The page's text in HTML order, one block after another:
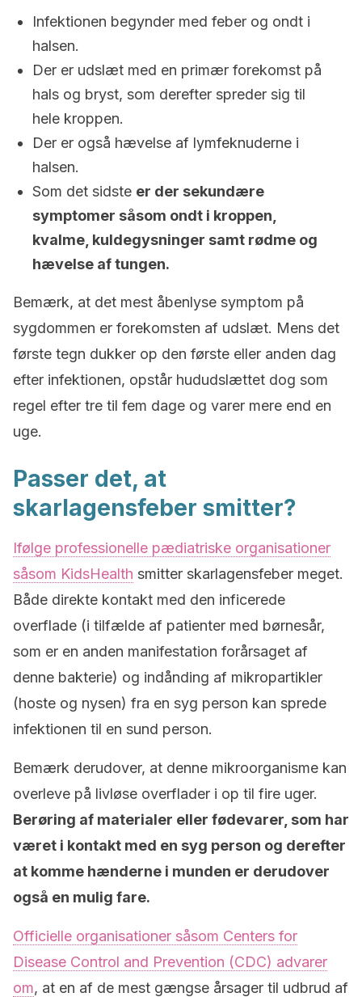
Infektionen begynder med feber og ondt i
halsen.
Der er udslæt med en primær forekomst på
hals og bryst, som derefter spreder sig til
hele kroppen.
Der er også hævelse af lymfeknuderne i
halsen.
Som det sidste er der sekundære
symptomer såsom ondt i kroppen,
kvalme, kuldegysninger samt rødme og
hævelse af tungen.
Bemærk, at det mest åbenlyse symptom på
sygdommen er forekomsten af udslæt. Mens det
første tegn dukker op den første eller anden dag
efter infektionen, opstår hududslættet dog som
regel efter tre til fem dage og varer mere end en
uge.
Passer det, at
skarlagensfeber smitter?
Ifølge professionelle pædiatriske organisationer
såsom KidsHealth smitter skarlagensfeber meget.
Både direkte kontakt med den inficerede
overflade (i tilfælde af patienter med børnesår,
som er en anden manifestation forårsaget af
denne bakterie) og indånding af mikropartikler
(hoste og nysen) fra en syg person kan sprede
infektionen til en sund person.
Bemærk derudover, at denne mikroorganisme kan
overleve på livløse overflader i op til fire uger.
Berøring af materialer eller fødevarer, som har
været i kontakt med en syg person og derefter
at komme hænderne i munden er derudover
også en mulig fare.
Officielle organisationer såsom Centers for
Disease Control and Prevention (CDC) advarer
om, at en af de mest gængse årsager til udbrud af